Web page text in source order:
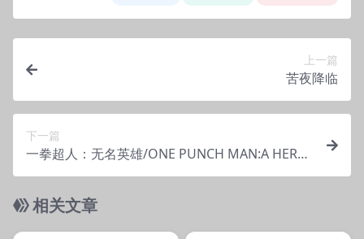
上一篇
苦夜降临
下一篇
一拳超人：无名英雄/ONE PUNCH MAN:A HERO
NOBODY KNOWS
相关文章